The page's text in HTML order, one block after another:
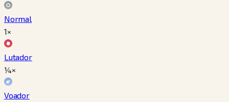
Normal
1×
Lutador
¼×
Voador